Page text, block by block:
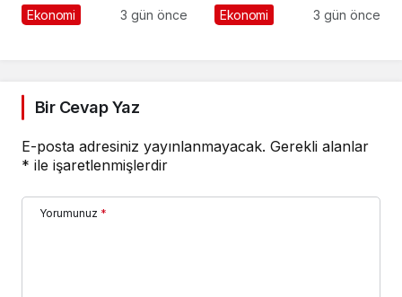
Masaya Yatırıldı
Ekonomi 3 gün önce
hedefi için Ankara’dan
Ekonomi 3 gün önce
Bir Cevap Yaz
E-posta adresiniz yayınlanmayacak. Gerekli alanlar
* ile işaretlenmişlerdir
Yorumunuz *